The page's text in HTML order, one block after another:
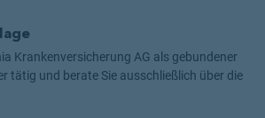
Krankenversicherung AG als gebundener
tätig und berate Sie ausschließlich über die